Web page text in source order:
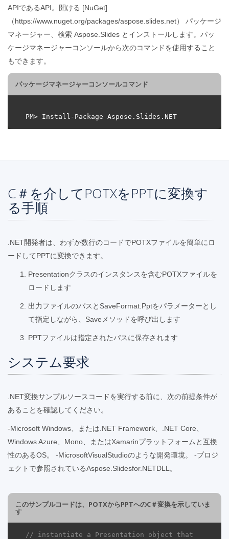
APIであるAPI。開ける [NuGet]
（https://www.nuget.org/packages/aspose.slides.net） パッケージ
マネージャー、検索 Aspose.Slides とインストールします。パッ
ケージマネージャーコンソールから次のコマンドを使用すること
もできます。
パッケージマネージャーコンソールコマンド
C＃を介してPOTXをPPTに変換す
る手順
.NET開発者は、わずか数行のコードでPOTXファイルを簡単にロ
ードしてPPTに変換できます。
Presentationクラスのインスタンスを含むPOTXファイルを
ロードします
出力ファイルのパスとSaveFormat.Pptをパラメーターとし
て指定しながら、Saveメソッドを呼び出します
PPTファイルは指定されたパスに保存されます
システム要求
.NET変換サンプルソースコードを実行する前に、次の前提条件が
あることを確認してください。
-Microsoft Windows、または.NET Framework、.NET Core、
Windows Azure、Mono、またはXamarinプラットフォームと互換
性のあるOS。 -MicrosoftVisualStudioのような開発環境。 -プロジ
ェクトで参照されているAspose.Slidesfor.NETDLL。
このサンプルコードは、POTXからPPTへのC＃変換を示していま
す
// instantiate a Presentation object that